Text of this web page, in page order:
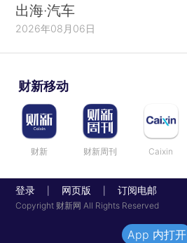
出海·汽车
2026年08月06日
财新移动
财新 财新周刊 Caixin
登录 网页版 订阅电邮
Copyright 财新网 All Rights Reserved
App 内打开